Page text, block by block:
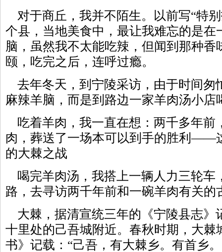
对于商丘，我并不陌生。以前写“特
个县，当地美食中，最让我难忘的是在
脑，虽然我不太能吃辣，但闻到那种香
颐，吃完之后，连呼过瘾。
去年冬天，到宁陵采访，由于时间匆
麻辣羊脑，而是到路边一家羊肉汤小
吃着羊肉，我一直在想：两千多年前
肉，葬送了一场本可以到手的胜利——
的大棘之战
喝完羊肉汤，我搭上一辆人力三轮车
路，去寻访两千年前和一碗羊肉有关
大棘，据清宣统三年的《宁陵县志》
十里处的己吾城附近。春秋时期，大棘
书》记载：“己吾，有大棘乡。有首乡